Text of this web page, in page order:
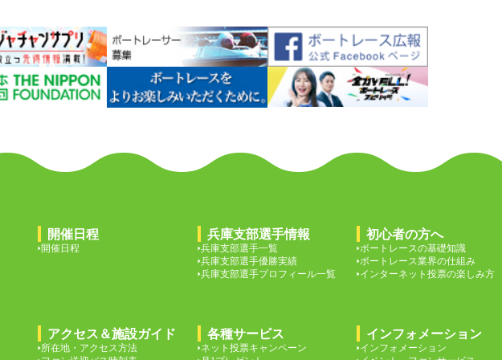
開催日程
開催日程
アクセス＆施設ガイド
所在地・アクセス方法
兵庫支部選手情報
兵庫支部選手一覧
兵庫支部選手優勝実績
兵庫支部選手プロフィール一覧
各種サービス
ネット投票キャンペーン
初心者の方へ
ボートレースの基礎知識
ボートレース業界の仕組み
インターネット投票の楽しみ方
インフォメーション
インフォメーション